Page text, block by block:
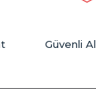
yaratmak
yakalamak
renk de
başlığına
Güvenli